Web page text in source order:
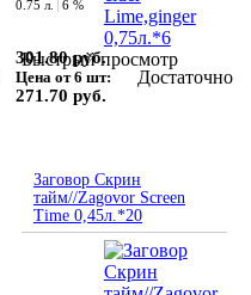
Быстрый просмотр
0.75 л. 6 %
301.80 руб.
Цена от 6 шт:
271.70 руб.
Достаточно
Заговор Скрин
тайм//Zagovor Screen
Time 0,45л.*20